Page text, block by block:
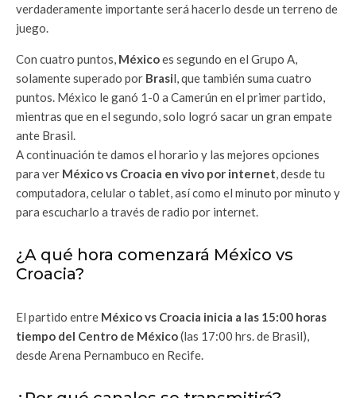
verdaderamente importante será hacerlo desde un terreno de
juego.
Con cuatro puntos, Méxicoes segundo en el Grupo A,
solamente superado por Brasil, que también suma cuatro
puntos. México le ganó 1-0 a Camerún en el primer partido,
mientras que en el segundo, solo logró sacar un gran empate
ante Brasil.
A continuación te damos el horario y las mejores opciones
para ver México vs Croacia en vivo por internet, desde tu
computadora, celular o tablet, así como el minuto por minuto y
para escucharlo a través de radio por internet.
¿A qué hora comenzará México vs
Croacia?
El partido entre México vs Croacia inicia a las 15:00 horas
tiempo del Centro de México(las 17:00 hrs. de Brasil),
desde Arena Pernambuco en Recife.